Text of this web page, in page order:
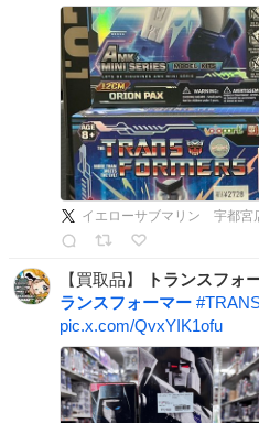
イエローサブマリン 宇都宮
【買取品】 トランスフォ
ランスフォーマー #
pic.x.com/QvxYIK1ofu